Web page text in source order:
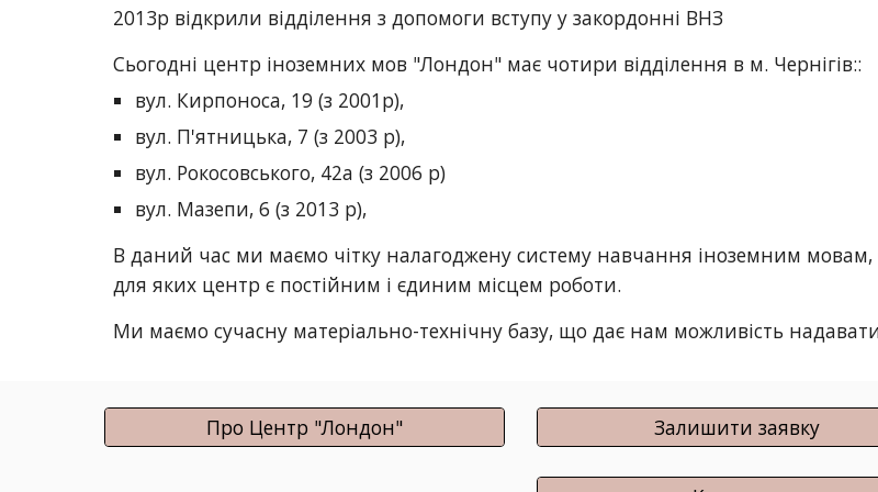
2013р відкрили відділення з допомоги вступу у закордонні ВНЗ
Сьогодні центр іноземних мов "Лондон" має чотири відділення в м. Чернігів::
вул. Кирпоноса, 19 (з 2001р),
вул. П'ятницька, 7 (з 2003 р),
вул. Рокосовського, 42а (з 2006 р)
вул. Мазепи, 6 (з 2013 р),
В даний час ми маємо чітку налагоджену систему навчання іноземним мовам,
для яких центр є постійним і єдиним місцем роботи.
Ми маємо сучасну матеріально-технічну базу, що дає нам можливість надавати
Про Центр "Лондон" Залишити заявку